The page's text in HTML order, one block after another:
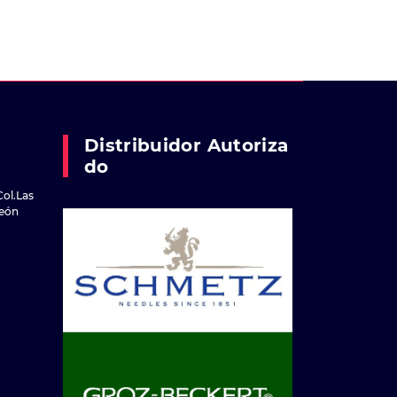
Distribuidor Autoriza
Do